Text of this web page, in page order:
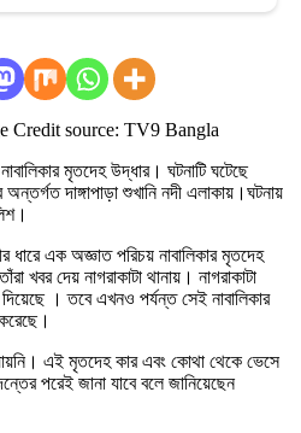
Credit source: TV9 Bangla
মৃতদেহ উদ্ধার। ঘটনাটি ঘটেছে
অন্তর্গত দাঙ্গাপাড়া শুখানি নদী এলাকায়।ঘটনায়
ধারে এক অজ্ঞাত পরিচয় নাবালিকার মৃতদেহ
খবর দেয় নাগরাকাটা থানায়। নাগরাকাটা
। তবে এখনও পর্যন্ত সেই নাবালিকার
এই মৃতদেহ কার এবং কোথা থেকে ভেসে
পরেই জানা যাবে বলে জানিয়েছেন